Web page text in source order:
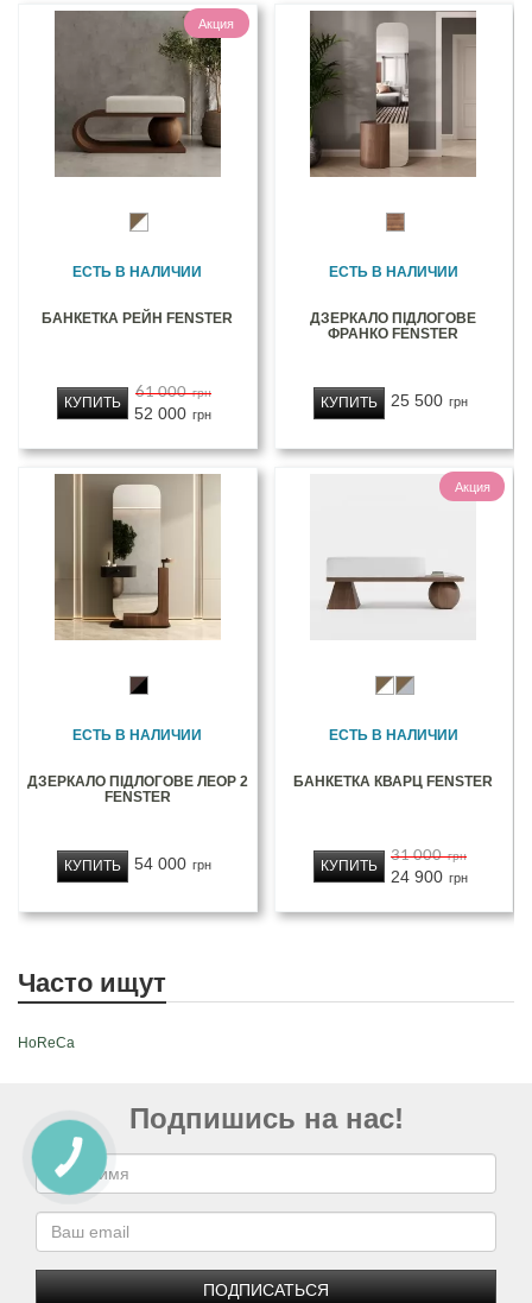
Акция
ЕСТЬ В НАЛИЧИИ
БАНКЕТКА РЕЙН FENSTER
61 000 грн
52 000 грн
КУПИТЬ
ЕСТЬ В НАЛИЧИИ
ДЗЕРКАЛО ПІДЛОГОВЕ
ФРАНКО FENSTER
25 500 грн
КУПИТЬ
ЕСТЬ В НАЛИЧИИ
ДЗЕРКАЛО ПІДЛОГОВЕ ЛЕОР 2
FENSTER
54 000 грн
КУПИТЬ
Акция
ЕСТЬ В НАЛИЧИИ
БАНКЕТКА КВАРЦ FENSTER
31 000 грн
24 900 грн
КУПИТЬ
Часто ищут
HoReCa
Подпишись на нас!
ПОДПИСАТЬСЯ